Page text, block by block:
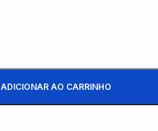
ADICIONAR AO CARRINHO